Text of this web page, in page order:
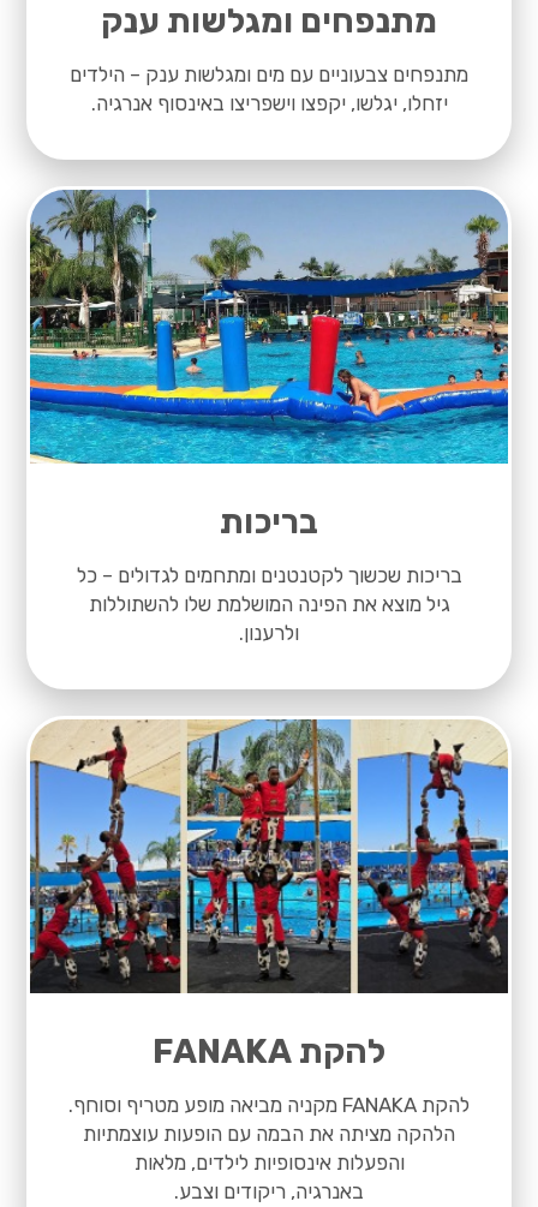
מתנפחים ומגלשות ענק
מתנפחים צבעוניים עם מים ומגלשות ענק – הילדים
יזחלו, יגלשו, יקפצו וישפריצו באינסוף אנרגיה.
בריכות
בריכות שכשוך לקטנטנים ומתחמים לגדולים – כל
גיל מוצא את הפינה המושלמת שלו להשתוללות
ולרענון.
להקת FANAKA
להקת FANAKA מקניה מביאה מופע מטריף וסוחף.
הלהקה מציתה את הבמה עם הופעות עוצמתיות
והפעלות אינסופיות לילדים, מלאות
באנרגיה, ריקודים וצבע.